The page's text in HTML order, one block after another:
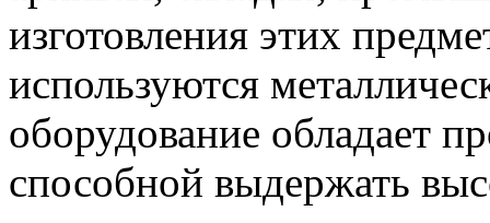
изготовления этих
используются
оборудование обладает
способной выдержать